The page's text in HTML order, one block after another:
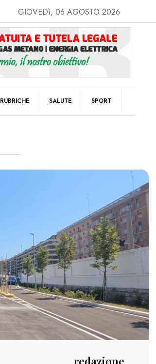
GIOVEDì, 06 AGOSTO 2026
RUBRICHE SALUTE SPORT
redazione